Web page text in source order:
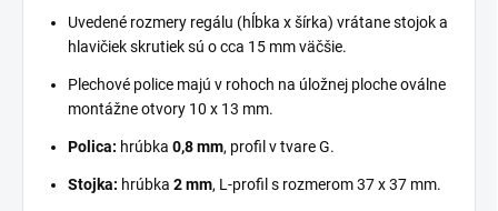
Uvedené rozmery regálu (hĺbka x šírka) vrátane stojok a
hlavičiek skrutiek sú o cca 15 mm väčšie.
Plechové police majú v rohoch na úložnej ploche oválne
montážne otvory 10 x 13 mm.
Polica: hrúbka 0,8 mm, profil v tvare G.
Stojka: hrúbka 2 mm, L-profil s rozmerom 37 x 37 mm.